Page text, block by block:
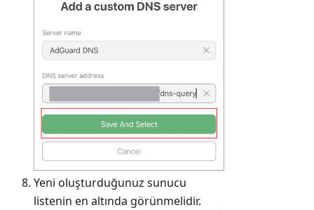
Yeni oluşturduğunuz sunucu
listenin en altında görünmelidir.